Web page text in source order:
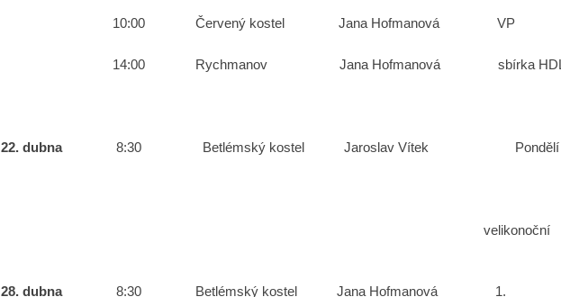
10:00 Červený kostel Jana Hofmanová VP
14:00 Rychmanov Jana Hofmanová sbírka
22. dubna 8:30 Betlémský kostel Jaroslav Vítek Pondělí
28. dubna 8:30 Betlémský kostel Jana Hofmanová 1.